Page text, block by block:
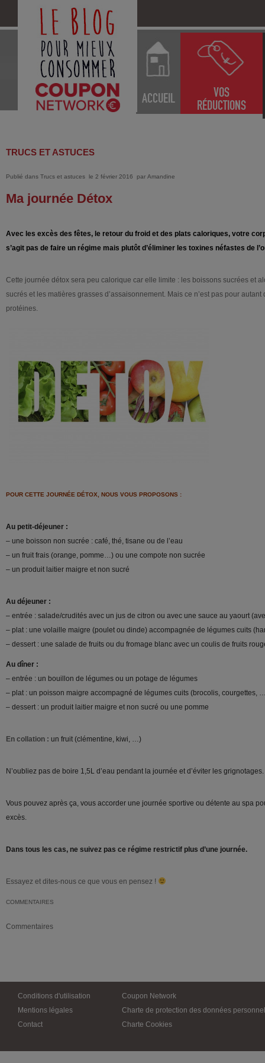
ACCUEIL
VOS
RÉDUCTIONS
TRUCS ET ASTUCES
Publié dans Trucs et astuces le 2 février 2016 par Amandine
Ma journée Détox
Avec les excès des fêtes, le retour du froid et des plats caloriques, votre
s’agit pas de faire un régime mais plutôt d’éliminer les toxines néfastes de
Cette journée détox sera peu calorique car elle limite : les boissons sucrées et
sucrés et les matières grasses d’assaisonnement. Mais ce n’est pas pour autant
protéines.
POUR CETTE JOURNÉE DÉTOX, NOUS VOUS PROPOSONS :
Au petit-déjeuner :
– une boisson non sucrée : café, thé, tisane ou de l’eau
– un fruit frais (orange, pomme…) ou une compote non sucrée
– un produit laitier maigre et non sucré
Au déjeuner :
– entrée : salade/crudités avec un jus de citron ou avec une sauce au yaourt
– plat : une volaille maigre (poulet ou dinde) accompagnée de légumes cuits
– dessert : une salade de fruits ou du fromage blanc avec un coulis de fruits
Au dîner :
– entrée : un bouillon de légumes ou un potage de légumes
– plat : un poisson maigre accompagné de légumes cuits (brocolis, courgettes,
– dessert : un produit laitier maigre et non sucré ou une pomme
En collation : un fruit (clémentine, kiwi, …)
N’oubliez pas de boire 1,5L d’eau pendant la journée et d’éviter les grignotages.
Vous pouvez après ça, vous accorder une journée sportive ou détente au spa
excès.
Dans tous les cas, ne suivez pas ce régime restrictif plus d’une journée.
Essayez et dites-nous ce que vous en pensez !
COMMENTAIRES
Commentaires
Conditions d'utilisation
Mentions légales
Contact
Coupon Network
Charte de protection des données
Charte Cookies